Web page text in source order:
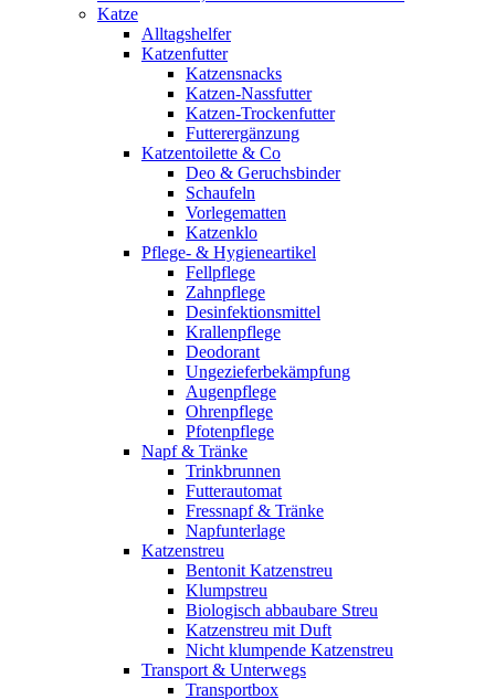
Katze
Alltagshelfer
Katzenfutter
Katzensnacks
Katzen-Nassfutter
Katzen-Trockenfutter
Futterergänzung
Katzentoilette & Co
Deo & Geruchsbinder
Schaufeln
Vorlegematten
Katzenklo
Pflege- & Hygieneartikel
Fellpflege
Zahnpflege
Desinfektionsmittel
Krallenpflege
Deodorant
Ungezieferbekämpfung
Augenpflege
Ohrenpflege
Pfotenpflege
Napf & Tränke
Trinkbrunnen
Futterautomat
Fressnapf & Tränke
Napfunterlage
Katzenstreu
Bentonit Katzenstreu
Klumpstreu
Biologisch abbaubare Streu
Katzenstreu mit Duft
Nicht klumpende Katzenstreu
Transport & Unterwegs
Transportbox